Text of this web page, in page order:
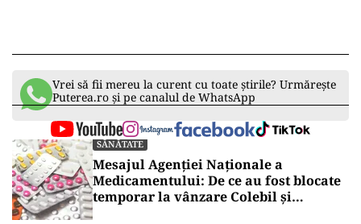
Vrei să fii mereu la curent cu toate știrile? Urmărește
Puterea.ro și pe canalul de WhatsApp
SĂNĂTATE
Mesajul Agenției Naționale a
Medicamentului: De ce au fost blocate
temporar la vânzare Colebil și